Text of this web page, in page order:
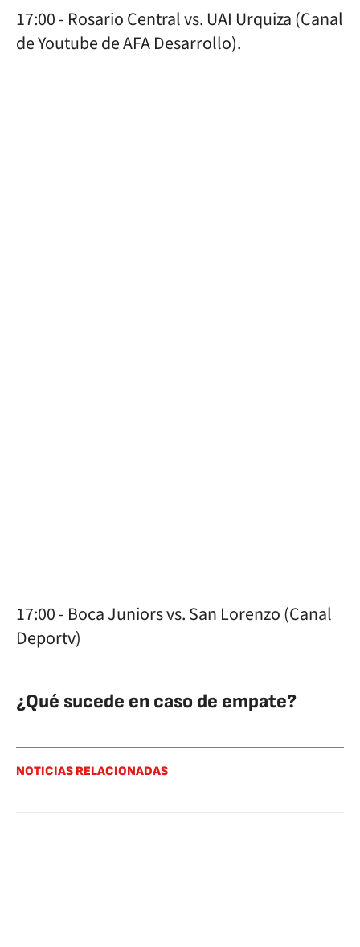
17:00 - Rosario Central vs. UAI Urquiza (Canal
de Youtube de AFA Desarrollo).
17:00 - Boca Juniors vs. San Lorenzo (Canal
Deportv)
¿Qué sucede en caso de empate?
NOTICIAS RELACIONADAS